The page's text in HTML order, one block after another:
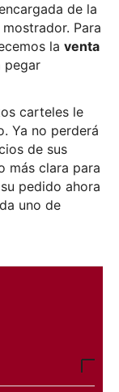
de la
Para
la venta
pegar
carteles le
Ya no perderá
de sus
más clara para
pedido ahora
uno de